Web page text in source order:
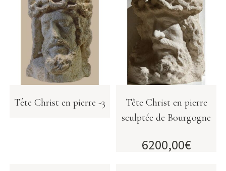
Tête Christ en pierre -3
Tête Christ en pierre
sculptée de Bourgogne
6200,00€